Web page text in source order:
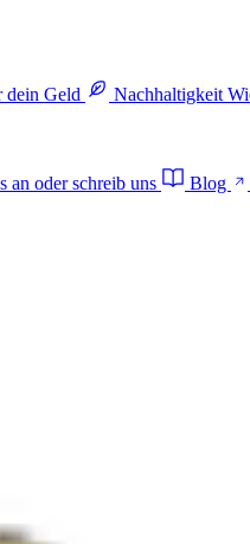
dein Geld Nachhaltigkeit
an oder schreib uns Blog